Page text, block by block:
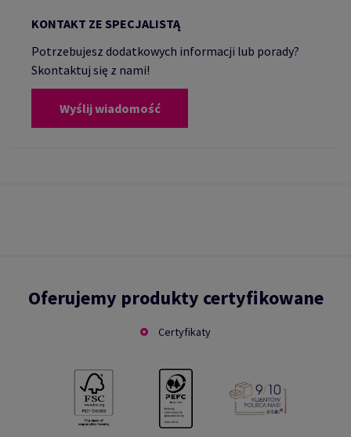
KONTAKT ZE SPECJALISTĄ
Potrzebujesz dodatkowych informacji lub porady?
Skontaktuj się z nami!
Wyślij wiadomość
Oferujemy produkty certyfikowane
Certyfikaty